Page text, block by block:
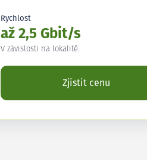
Rychlost
až 2,5 Gbit/s
V závislosti na lokalitě.
Zjistit cenu